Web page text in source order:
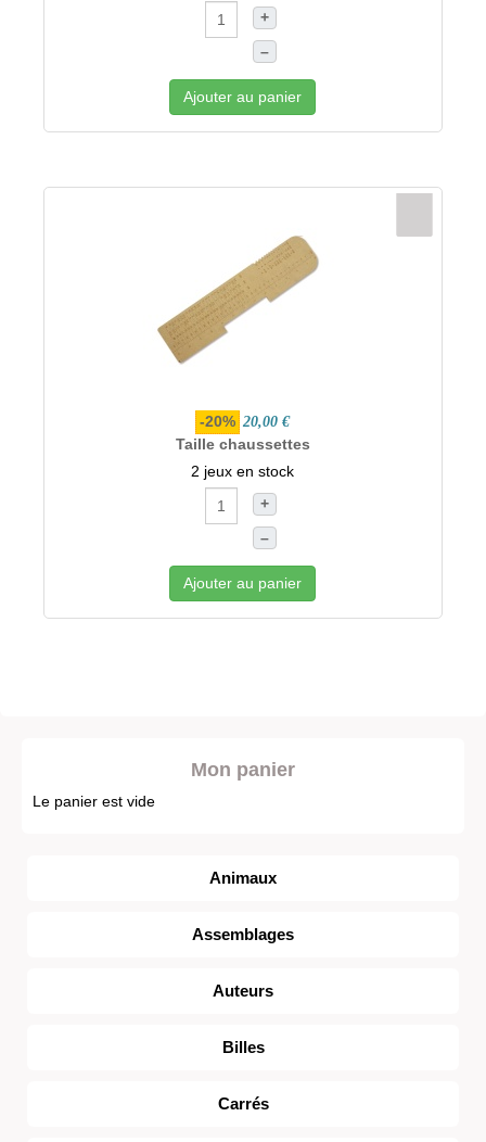
+
–
Ajouter au panier
-20% 20,00 €
Taille chaussettes
2 jeux en stock
+
–
Ajouter au panier
Mon panier
Le panier est vide
Animaux
Assemblages
Auteurs
Billes
Carrés